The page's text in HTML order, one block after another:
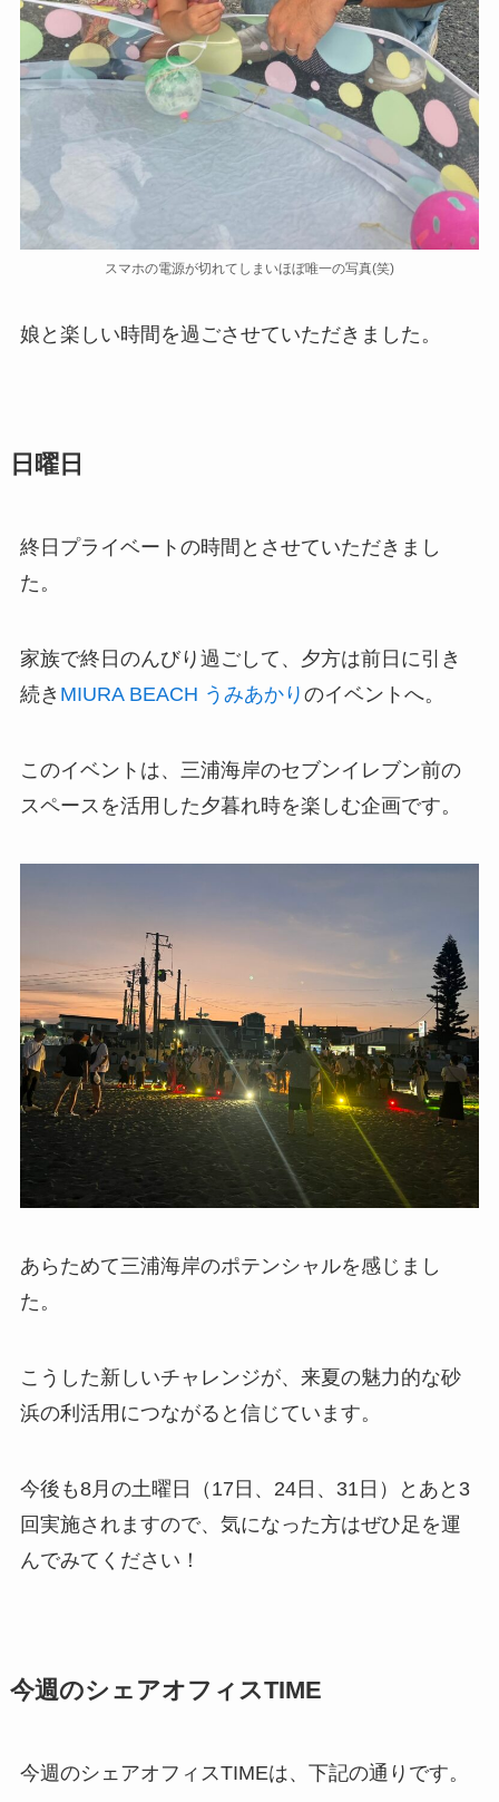
スマホの電源が切れてしまいほぼ唯一の写真(笑)
娘と楽しい時間を過ごさせていただきました。
日曜日
終日プライベートの時間とさせていただきまし
た。
家族で終日のんびり過ごして、夕方は前日に引き
続き MIURA BEACH うみあかり のイベントへ。
このイベントは、三浦海岸のセブンイレブン前の
スペースを活用した夕暮れ時を楽しむ企画です。
あらためて三浦海岸のポテンシャルを感じまし
た。
こうした新しいチャレンジが、来夏の魅力的な砂
浜の利活用につながると信じています。
今後も8月の土曜日（17日、24日、31日）とあと3
回実施されますので、気になった方はぜひ足を運
んでみてください！
今週のシェアオフィスTIME
今週のシェアオフィスTIMEは、下記の通りです。